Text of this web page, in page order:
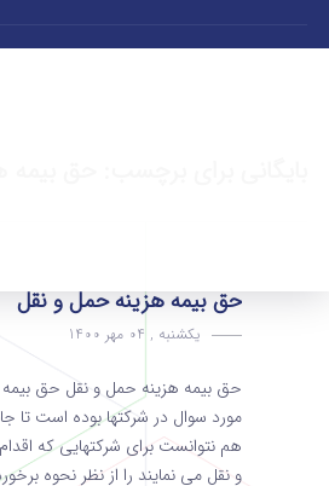
بایگانی برای برچسب: حق
حق بیمه هزینه حمل و نقل
یکشنبه , 04 مهر 1400
حق بیمه هزینه حمل و نقل حق
هم نتوانست برای شرکتهایی که
و نقل می نمایند را از نظر نحوه